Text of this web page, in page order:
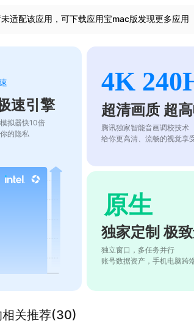
适配该应用，可下载应用宝mac版发现更多应用
速引擎
拟器快10倍
的隐私
4K
超清画质 超
腾讯独家智能音画调校技术
给你更高清、流畅的视觉享
原生
独家定制 极
独立窗口，多任务并行
账号数据资产，手机电脑跨
相关推荐(30)